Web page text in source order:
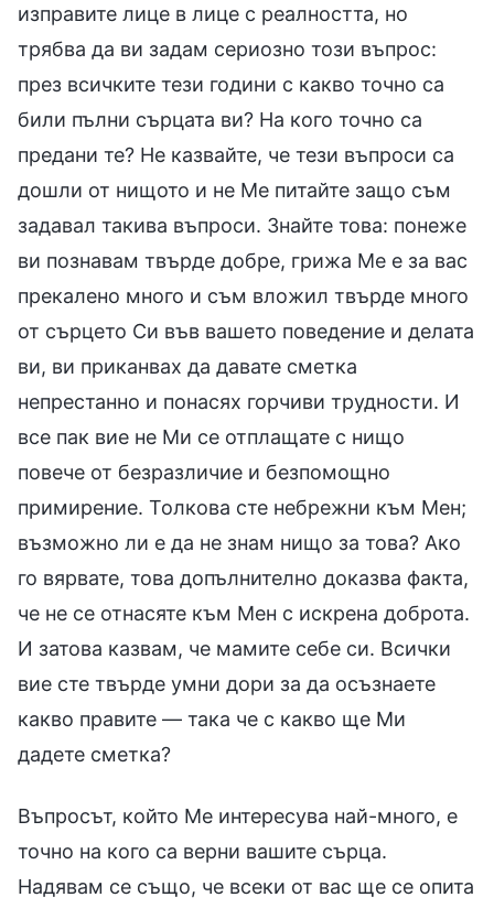
изправите лице в лице с реалността, но
трябва да ви задам сериозно този въпрос:
през всичките тези години с какво точно са
били пълни сърцата ви? На кого точно са
предани те? Не казвайте, че тези въпроси са
дошли от нищото и не Ме питайте защо съм
задавал такива въпроси. Знайте това: понеже
ви познавам твърде добре, грижа Ме е за вас
прекалено много и съм вложил твърде много
от сърцето Си във вашето поведение и делата
ви, ви приканвах да давате сметка
непрестанно и понасях горчиви трудности. И
все пак вие не Ми се отплащате с нищо
повече от безразличие и безпомощно
примирение. Толкова сте небрежни към Мен;
възможно ли е да не знам нищо за това? Ако
го вярвате, това допълнително доказва факта,
че не се отнасяте към Мен с искрена доброта.
И затова казвам, че мамите себе си. Всички
вие сте твърде умни дори за да осъзнаете
какво правите — така че с какво ще Ми
дадете сметка?
Въпросът, който Ме интересува най-много, е
точно на кого са верни вашите сърца.
Надявам се също, че всеки от вас ще се опита